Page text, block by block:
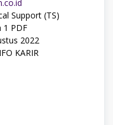
Support (TS)
1 PDF
2022
KARIR